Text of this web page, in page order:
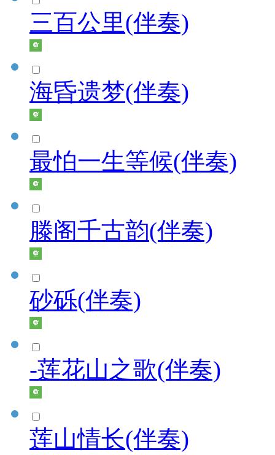
三百公里(伴奏)
海昏遗梦(伴奏)
最怕一生等候(伴奏)
滕阁千古韵(伴奏)
砂砾(伴奏)
-莲花山之歌(伴奏)
莲山情长(伴奏)